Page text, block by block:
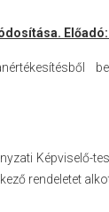
Képviselő-
rendeletet